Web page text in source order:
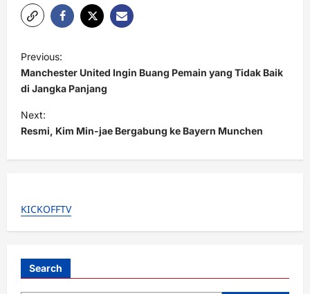
P
o
s
t
n
a
g
t
Previous:
Manchester United Ingin Buang Pemain yang Tidak Baik
di Jangka Panjang
Next:
Resmi, Kim Min-jae Bergabung ke Bayern Munchen
KICKOFFTV
Search